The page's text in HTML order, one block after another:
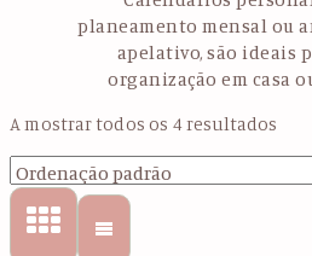
planeamento mensal ou
apelativo, são ideais
organização em casa
A mostrar todos os 4 resultados